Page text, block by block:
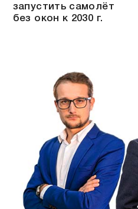
запустить самолёт
без окон к 2030 г.